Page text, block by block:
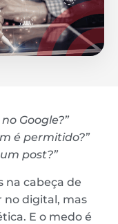
Google?”
é permitido?”
post?”
na cabeça de
no digital, mas
E o medo é